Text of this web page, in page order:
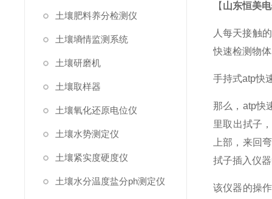
土壤肥料养分检测仪
土壤墒情监测系统
土壤研磨机
土壤取样器
土壤氧化还原电位仪
土壤水势测定仪
土壤紧实度硬度仪
土壤水分温度盐分ph测定仪
【 山东恒美
人每天接触
快速检测物
手持式atp快
那么，atp快
里取出拭子
上部，来回
拭子插入仪
该仪器的操